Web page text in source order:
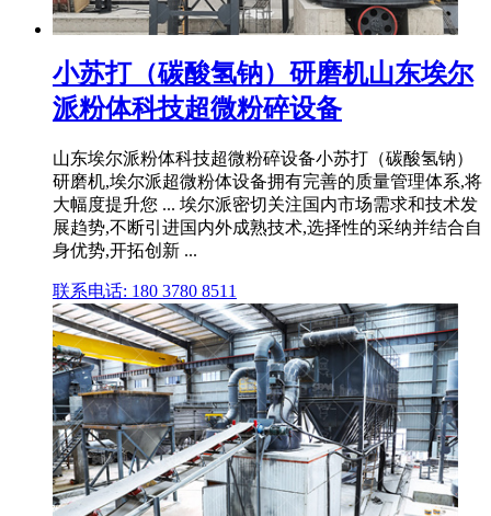
小苏打（碳酸氢钠）研磨机山东埃尔
派粉体科技超微粉碎设备
山东埃尔派粉体科技超微粉碎设备小苏打（碳酸氢钠）
研磨机,埃尔派超微粉体设备拥有完善的质量管理体系,将
大幅度提升您 ... 埃尔派密切关注国内市场需求和技术发
展趋势,不断引进国内外成熟技术,选择性的采纳并结合自
身优势,开拓创新 ...
联系电话: 180 3780 8511